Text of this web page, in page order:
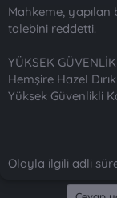
Mahkeme,
talebini reddetti.
YÜKSEK
Hemşire Hazel
Yüksek Güvenlikli
Olayla ilgili adli